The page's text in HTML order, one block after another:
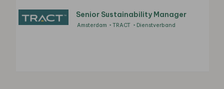
Senior Sustainability Manager
Amsterdam TRACT Dienstverband